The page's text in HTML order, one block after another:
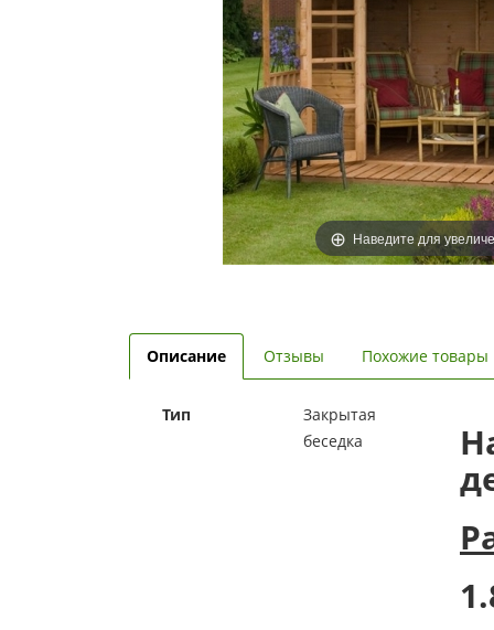
Наведите для
Описание Отзывы Похожие товары
Тип
Закрытая
беседка